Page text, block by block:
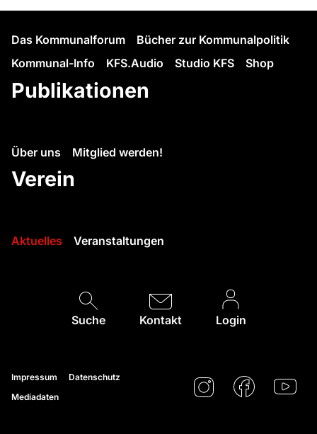
Das Kommunalforum
Bücher zur Kommunalpolitik
Kommunal-Info
KFS.Audio Studio KFS Shop
Publikationen
Über uns Mitglied werden!
Verein
Aktuelles Veranstaltungen
Suche Kontakt Login
Impressum
Datenschutz
Mediadaten